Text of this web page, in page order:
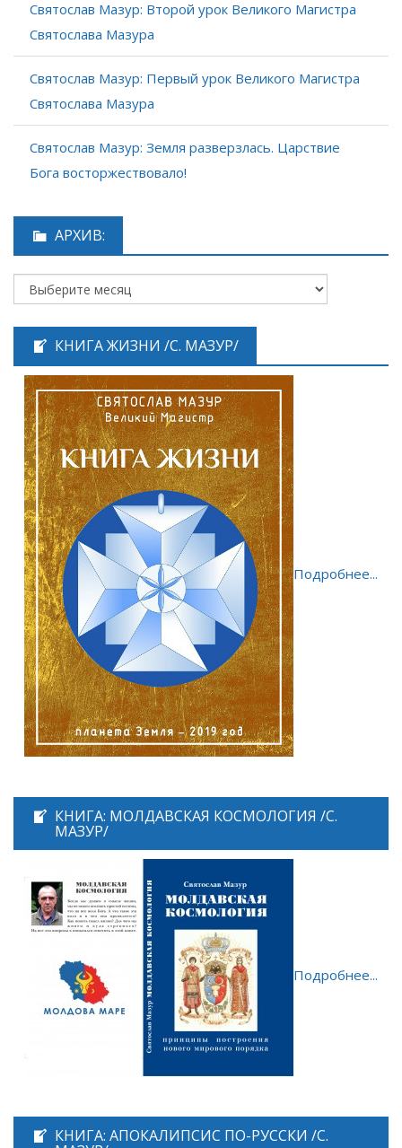
Святослав Мазур: Второй урок Великого Магистра
Святослава Мазура
Святослав Мазур: Первый урок Великого Магистра
Святослава Мазура
Святослав Мазур: Земля разверзлась. Царствие
Бога восторжествовало!
АРХИВ:
КНИГА ЖИЗНИ /С. МАЗУР/
Подробнее...
КНИГА: МОЛДАВСКАЯ КОСМОЛОГИЯ /С.
МАЗУР/
Подробнее...
КНИГА: АПОКАЛИПСИС ПО-РУССКИ /С.